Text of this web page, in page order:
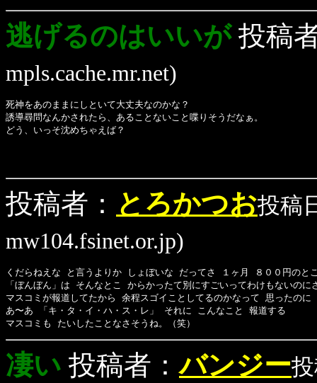
逃げるのはいいが投稿
mpls.cache.mr.net)
死神をあのままにしといて大丈夫なのかな？
誘導尋問なんかされたら、あることないこと喋りそうだなぁ。
どう、いっそ沈めちゃえば？
投稿者： とろかつお投稿
mw104.fsinet.or.jp)
くだらねえな と言うよりか しょぼいな だってさ １ヶ月 ８００円のと
「ぼんぼん」は そんなとこ からかったて別にすごいってわけもないの
マスコミが報道してたから 余程スゴイことしてるのかなって 思ったの
あ〜あ 「キ・タ・イ・ハ・ス・レ」 それに こんなこと 報道する
マスコミも たいしたことなさそうね。（笑）
凄い 投稿者：バンジー